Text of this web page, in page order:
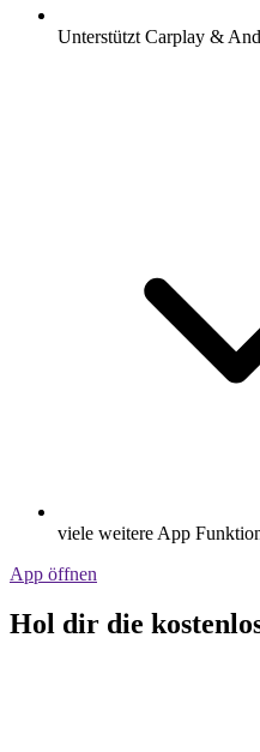
Unterstützt Carplay &
viele weitere App
App öffnen
Hol dir die